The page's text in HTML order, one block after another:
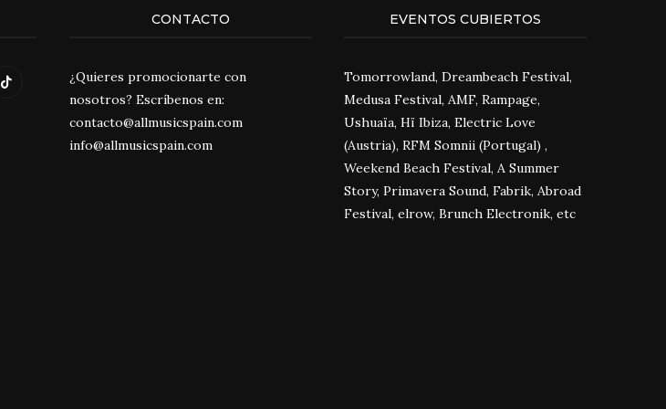
CONTACTO
¿Quieres promocionarte con
nosotros? Escríbenos en:
contacto@allmusicspain.com
info@allmusicspain.com
EVENTOS CUBIERTOS
Tomorrowland, Dreambeach Festival,
Medusa Festival, AMF, Rampage,
Ushuaïa, Hï Ibiza, Electric Love
(Austria), RFM Somnii (Portugal) ,
Weekend Beach Festival, A Summer
Story, Primavera Sound, Fabrik, Abroad
Festival, elrow, Brunch Electronik, etc